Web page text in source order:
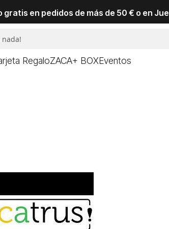
gratis en pedidos de más de 50 € o en
RegaloZACA+ BOXEventos